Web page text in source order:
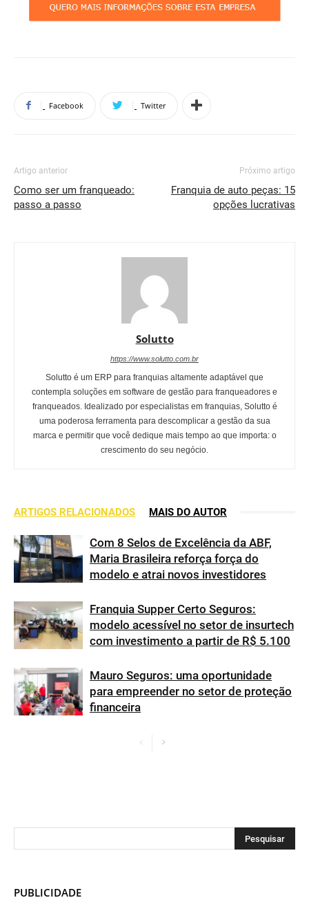
Facebook Twitter
Artigo anterior
Como ser um franqueado:
passo a passo
Próximo artigo
Franquia de auto peças: 15
opções lucrativas
Solutto
https://www.solutto.com.br
Solutto é um ERP para franquias altamente adaptável que
contempla soluções em software de gestão para franqueadores e
franqueados. Idealizado por especialistas em franquias, Solutto é
uma poderosa ferramenta para descomplicar a gestão da sua
marca e permitir que você dedique mais tempo ao que importa: o
crescimento do seu negócio.
ARTIGOS RELACIONADOS MAIS DO AUTOR
Com 8 Selos de Excelência da ABF,
Maria Brasileira reforça força do
modelo e atrai novos investidores
Franquia Supper Certo Seguros:
modelo acessível no setor de insurtech
com investimento a partir de R$ 5.100
Mauro Seguros: uma oportunidade
para empreender no setor de proteção
financeira
PUBLICIDADE